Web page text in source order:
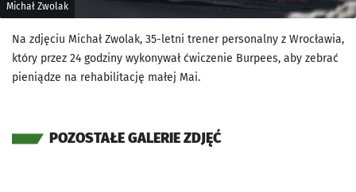
Michał Zwolak
Na zdjęciu Michał Zwolak, 35-letni trener personalny z Wrocławia,
który przez 24 godziny wykonywał ćwiczenie Burpees, aby zebrać
pieniądze na rehabilitację małej Mai.
POZOSTAŁE GALERIE ZDJĘĆ